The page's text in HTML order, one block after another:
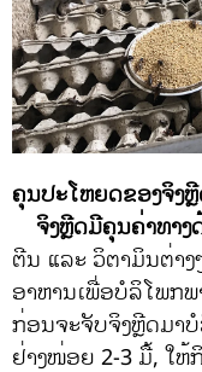
ຄຸນປະໂຫຍດຂອງຈິງ
ຈິງຫຼີດມີຄຸນຄ່າທາງ
ຕີນ ແລະ ວິຕາມິນຕ່າ
ອາຫານເພື່ອບໍລິໂພກ
ກ່ອນຈະຈັບຈິງຫຼີດມາ
ຢ່າງໜ່ອຍ 2-3 ມື້, ໃຫ້